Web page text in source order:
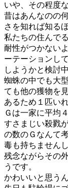
いや、その程度
昔はあんなのの
さを知れば知る
私たちの住んで
耐性がつかない
ーテーションし
しようかと検討
蜘蛛の中でも大
ても他の獲物を
あるため１匹い
Ｇは一家に平均
すさまじい殺戮
の数のＧなんて
毒も持ちません
残念ながらその
うです。
かわいいと思う